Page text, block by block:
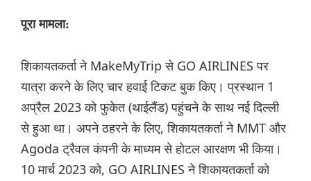
पूरा मामला:
शिकायतकर्ता ने MakeMyTrip से GO AIRLINES पर
यात्रा करने के लिए चार हवाई टिकट बुक किए। प्रस्थान 1
अप्रैल 2023 को फुकेत (थाईलैंड) पहुंचने के साथ नई दिल्ली
से हुआ था। अपने ठहरने के लिए, शिकायतकर्ता ने MMT और
Agoda ट्रैवल कंपनी के माध्यम से होटल आरक्षण भी किया।
10 मार्च 2023 को, GO AIRLINES ने शिकायतकर्ता को